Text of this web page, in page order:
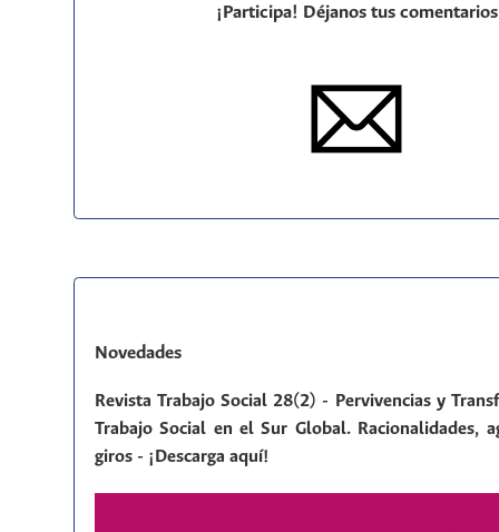
¡Participa! Déjanos tus comentarios
Novedades
Revista Trabajo Social 28(2) - Pervivencias y
Trabajo Social en el Sur Global. Racionalidades,
giros - ¡Descarga aquí!